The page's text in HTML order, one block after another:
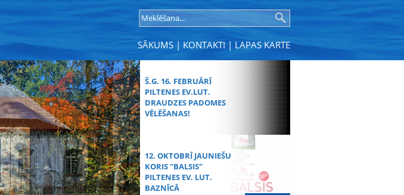
SĀKUMS | KONTAKTI| LAPAS KARTE
Š.G. 16. FEBRUĀRĪ
PILTENES EV.LUT.
DRAUDZES PADOMES
VĒLĒŠANAS!
12. OKTOBRĪ JAUNIEŠU
KORIS "BALSIS"
PILTENES EV. LUT.
BAZNĪCĀ